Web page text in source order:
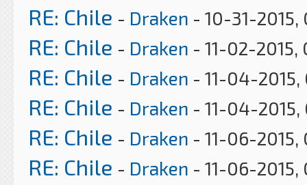
RE: Chile - Draken - 10-31-2015,
RE: Chile - Draken - 11-02-2015,
RE: Chile - Draken - 11-04-2015,
RE: Chile - Draken - 11-04-2015,
RE: Chile - Draken - 11-06-2015,
RE: Chile - Draken - 11-06-2015,